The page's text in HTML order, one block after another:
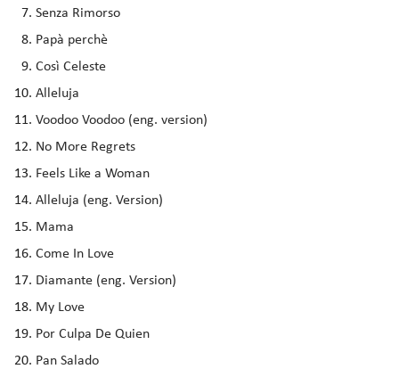
Senza Rimorso
Papà perchè
Così Celeste
Alleluja
Voodoo Voodoo (eng. version)
No More Regrets
Feels Like a Woman
Alleluja (eng. Version)
Mama
Come In Love
Diamante (eng. Version)
My Love
Por Culpa De Quien
Pan Salado